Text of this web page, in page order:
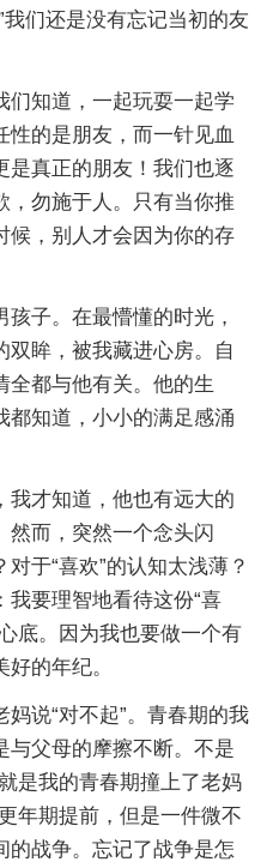
们还是没有忘记当初的友
们知道，一起玩耍一起学
性的是朋友，而一针见血
是真正的朋友！我们也逐
，勿施于人。只有当你推
候，别人才会因为你的存
子。在最懵懂的时光，
双眸，被我藏进心房。自
全都与他有关。他的生
都知道，小小的满足感涌
我才知道，他也有远大的
然而，突然一个念头闪
于“喜欢”的认知太浅薄？
我要理智地看待这份“喜
底。因为我也要做一个有
的年纪。
说“对不起”。青春期的我
与父母的摩擦不断。不是
是我的青春期撞上了老妈
年期提前，但是一件微不
的战争。忘记了战争是怎